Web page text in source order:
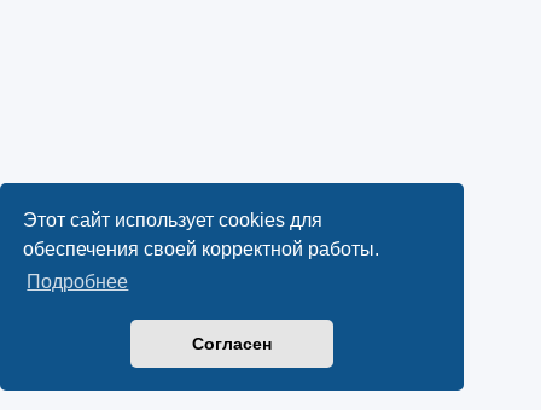
Этот сайт использует cookies для
обеспечения своей корректной работы.
Подробнее
Согласен